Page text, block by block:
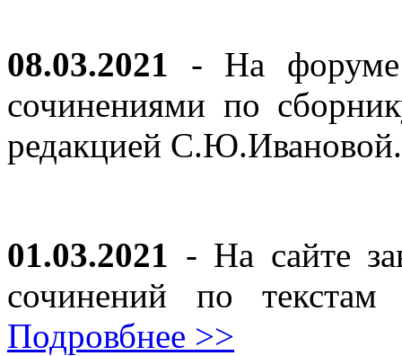
08.03.2021 - На форуме
сочинениями по
редакцией
01.03.2021 - На сайте
сочинений по
Подровбнее >>